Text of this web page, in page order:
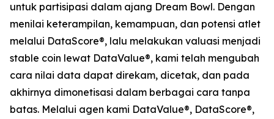
untuk partisipasi dalam ajang Dream Bowl. Dengan
menilai keterampilan, kemampuan, dan potensi atlet
melalui DataScore®, lalu melakukan valuasi menjadi
stable coin lewat DataValue®, kami telah mengubah
cara nilai data dapat direkam, dicetak, dan pada
akhirnya dimonetisasi dalam berbagai cara tanpa
batas. Melalui agen kami DataValue®, DataScore®,